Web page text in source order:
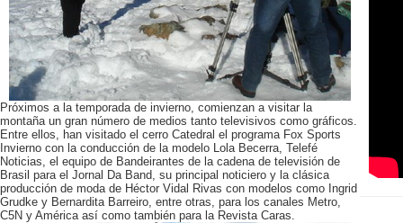
Próximos a la temporada de invierno, comienzan a visitar la
montaña un gran número de medios tanto televisivos como gráficos.
Entre ellos, han visitado el cerro Catedral el programa Fox Sports
Invierno con la conducción de la modelo Lola Becerra, Telefé
Noticias, el equipo de Bandeirantes de la cadena de televisión de
Brasil para el Jornal Da Band, su principal noticiero y la clásica
producción de moda de Héctor Vidal Rivas con modelos como Ingrid
Grudke y Bernardita Barreiro, entre otras, para los canales Metro,
C5N y América así como también para la Revista Caras.